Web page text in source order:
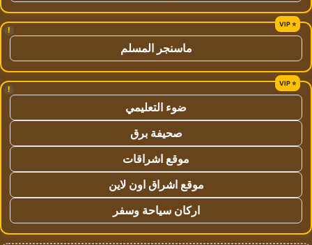
!
ماسنجر المسلم
!
ضوء التعليمي
صحيفة برق
موقع اشراقات
موقع اشراق اون لاين
اركان سياحة وسفر